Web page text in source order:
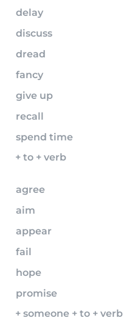
delay
discuss
dread
fancy
give up
recall
spend time
+ to + verb
agree
aim
appear
fail
hope
promise
+ someone + to + verb